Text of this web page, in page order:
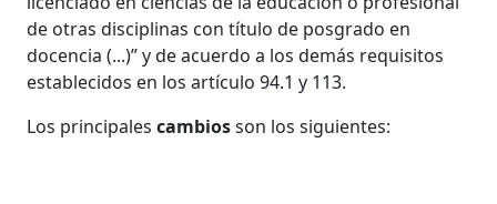
de otras disciplinas con título de posgrado en
docencia (...)” y de acuerdo a los demás requisitos
establecidos en los artículo 94.1 y 113.
Los principalescambiosson los siguientes: